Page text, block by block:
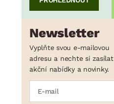
Newsletter
Vyplňte svou e-mailovou
adresu a nechte si zasílat
akční nabídky a novinky.